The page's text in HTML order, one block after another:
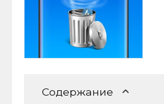
Содержание